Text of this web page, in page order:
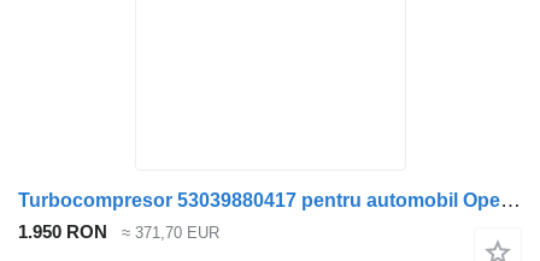
Turbocompresor 53039880417 pentru automobil Opel Movano 2.3 CDTI
1.950 RON ≈ 371,70 EUR